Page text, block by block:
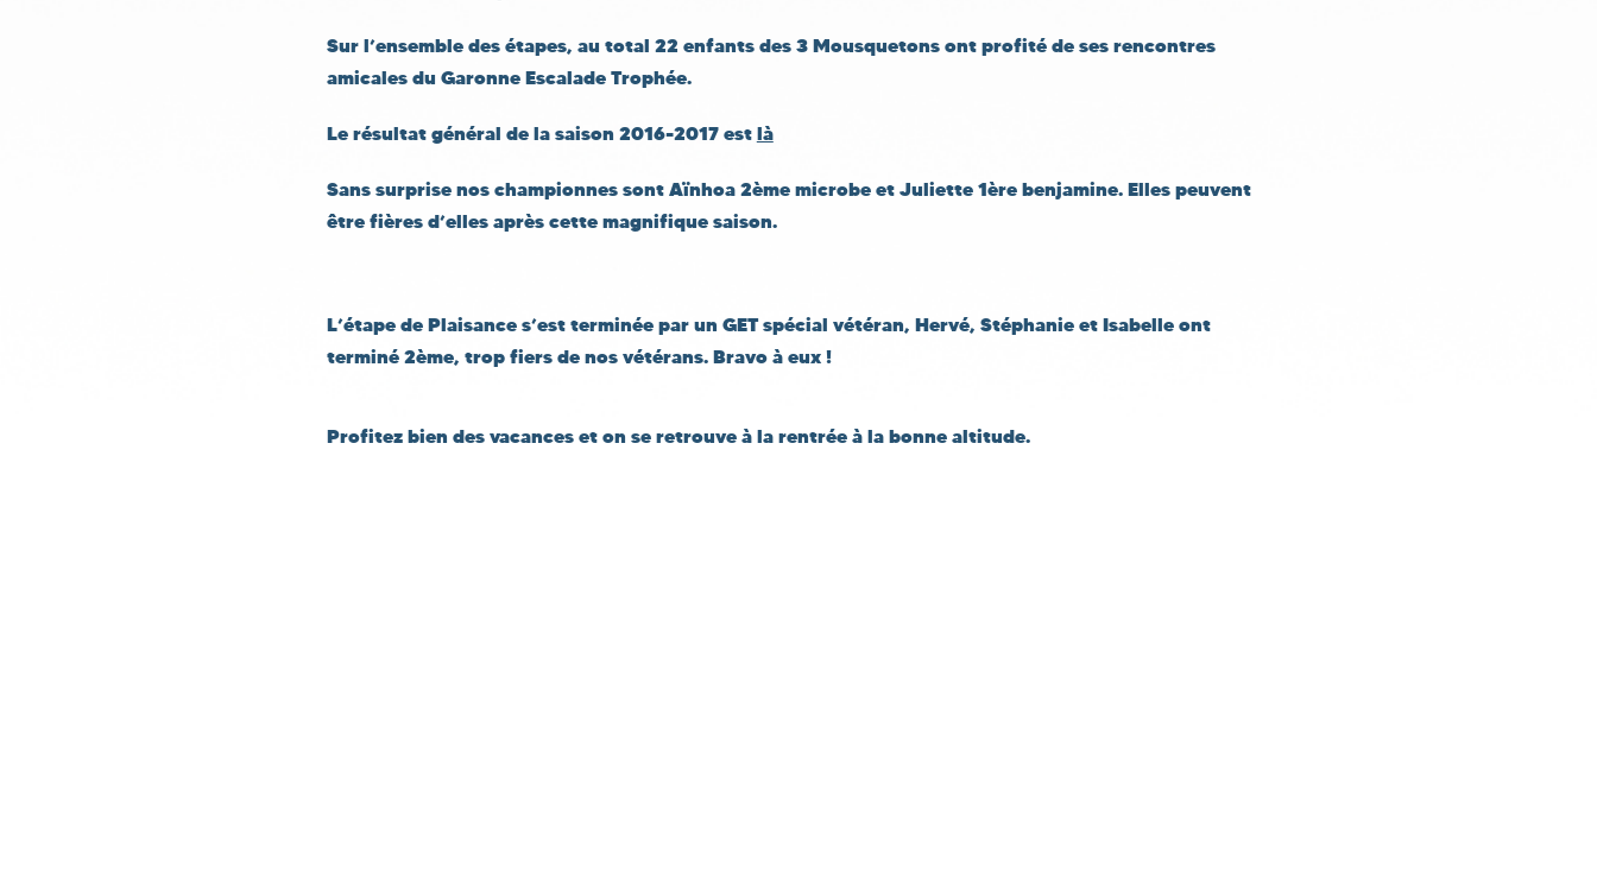
Sur l’ensemble des étapes, au total 22 enfants des 3 Mousquetons ont profité de ses rencontres
amicales du Garonne Escalade Trophée.
Le résultat général de la saison 2016-2017 estlà
Sans surprise nos championnes sont Aïnhoa 2ème microbe et Juliette 1ère benjamine. Elles peuvent
être fières d’elles après cette magnifique saison.
L’étape de Plaisance s’est terminée par un GET spécial vétéran, Hervé, Stéphanie et Isabelle ont
terminé 2ème, trop fiers de nos vétérans. Bravo à eux !
Profitez bien des vacances et on se retrouve à la rentrée à la bonne altitude.